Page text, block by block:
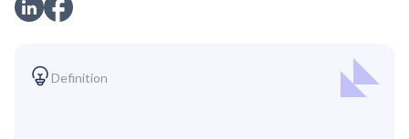
Definition